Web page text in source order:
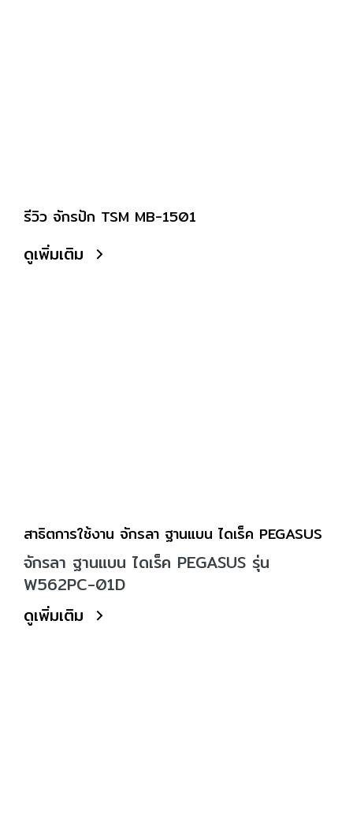
รีวิว จักรปัก TSM MB-1501
ดูเพิ่มเติม
สาธิตการใช้งาน จักรลา ฐานแบน ไดเร็ค PEGASUS
จักรลา ฐานแบน ไดเร็ค PEGASUS รุ่น
W562PC-01D
ดูเพิ่มเติม